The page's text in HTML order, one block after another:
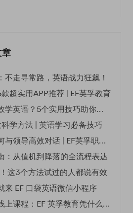
不走寻常路，英语战力狂飙！
超实用APP推荐 | EF英孚教育
普通打工人如何高效学英语？5个实用技巧助你突破职场瓶颈
学方法 | 英语学习必备技巧
职场沟通秘籍：如何与领导高效对话 | EF英孚职场指南
：从值机到降落的全流程表达
这3个方法试过的人都说有效
来 EF 口袋英语微信小程序
探寻成人英语口语线上课程：EF 英孚教育凭什么领航